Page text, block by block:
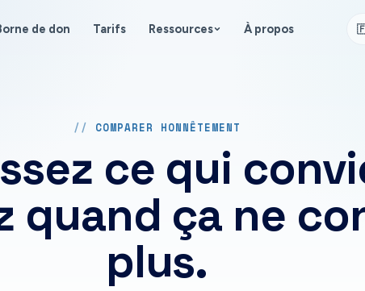
de don Tarifs Ressources À propos
COMPARER HONNÊTEMENT
ce qui
quand ça ne
plus.